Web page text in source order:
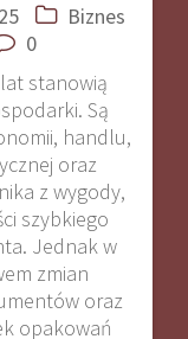
Biznes
0
stanowią
Są
handlu,
oraz
z wygody,
szybkiego
Jednak w
zmian
oraz
opakowań